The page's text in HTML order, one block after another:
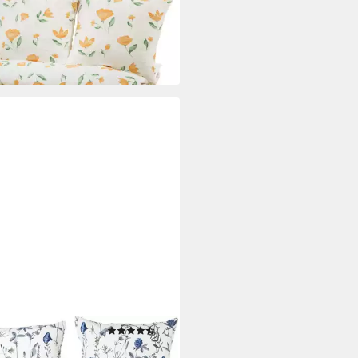
cm B/L
€ 99,90 €
bei dir
MÜLLER
Bettwäsche
(7)